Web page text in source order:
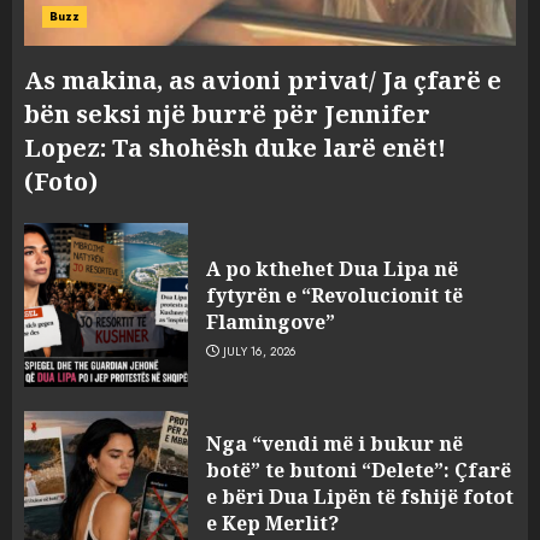
Buzz
As makina, as avioni privat/ Ja çfarë e
bën seksi një burrë për Jennifer
Lopez: Ta shohësh duke larë enët!
(Foto)
A po kthehet Dua Lipa në
fytyrën e “Revolucionit të
Flamingove”
JULY 16, 2026
Nga “vendi më i bukur në
botë” te butoni “Delete”: Çfarë
e bëri Dua Lipën të fshijë fotot
e Kep Merlit?
3
shkrihen, nisin aksionin
kundër propozimit të
mazhorancës
4
gjëndje alarmante, KESH blen
41.5 milionë euro energji për
periudhën korrik-shtator
AUGUST 6, 2026